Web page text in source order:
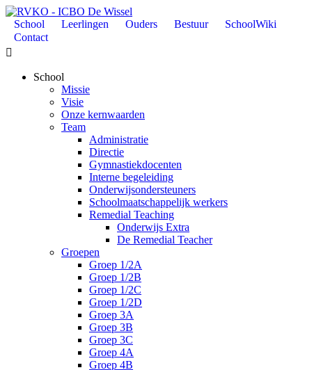
School Leerlingen Ouders Bestuur
SchoolWiki
Contact

School
Missie
Visie
Onze kernwaarden
Team
Administratie
Directie
Gymnastiekdocenten
Interne begeleiding
Onderwijsondersteuners
Schoolmaatschappelijk werkers
Remedial Teaching
Onderwijs Extra
De Remedial Teacher
Groepen
Groep 1/2A
Groep 1/2B
Groep 1/2C
Groep 1/2D
Groep 3A
Groep 3B
Groep 3C
Groep 4A
Groep 4B